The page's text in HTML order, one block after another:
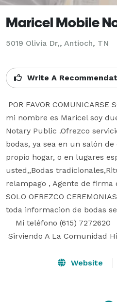
Maricel Mobile
5019 Olivia Dr,, Antioch, TN
Write A
mi nombre es Maricel soy
Notary Public .Ofrezco
bodas, ya sea en un salón
propio hogar, o en lugares
usted,,Bodas
relampago , Agente de firma
SOLO OFREZCO
toda informacion de bodas
Website